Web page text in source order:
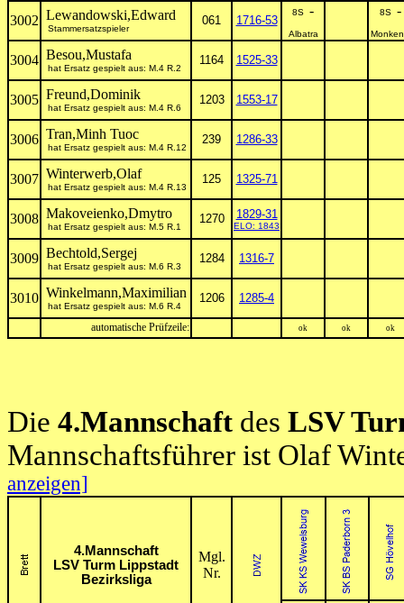
3002 Lewandowski,Edward
Stammersatzspieler
061 1716-53
8S -
Albatra
8S -
3004 Besou,Mustafa
hat Ersatz gespielt aus: M.4 R.2
1164 1525-33
3005 Freund,Dominik
hat Ersatz gespielt aus: M.4 R.6
1203 1553-17
3006 Tran,Minh Tuoc
hat Ersatz gespielt aus: M.4 R.12
239 1286-33
3007 Winterwerb,Olaf
hat Ersatz gespielt aus: M.4 R.13
125 1325-71
3008 Makoveienko,Dmytro
hat Ersatz gespielt aus: M.5 R.1
1270 1829-31
ELO: 1843
3009 Bechtold,Sergej
hat Ersatz gespielt aus: M.6 R.3
1284 1316-7
3010 Winkelmann,Maximilian
hat Ersatz gespielt aus: M.6 R.4
1206 1285-4
automatische Prüfzeile: ok ok ok
Die 4.Mannschaft des LSV
Mannschaftsführer ist Olaf
anzeigen]
4.Mannschaft
LSV Turm Lippstadt
Bezirksliga
Mgl.
Nr.